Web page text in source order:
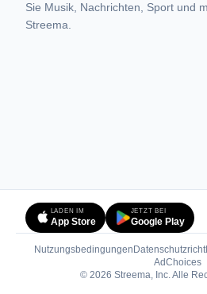
Sie Musik, Nachrichten, Sport und
Streema.
LADEN IM
App Store
JETZT BEI
Google Play
Nutzungsbedingungen
AdChoices
© 2026 Streema, Inc. Alle